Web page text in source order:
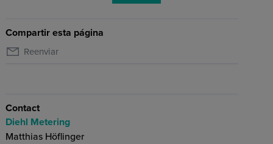
Compartir esta página
Reenviar
Contact
Diehl Metering
Matthias Höflinger